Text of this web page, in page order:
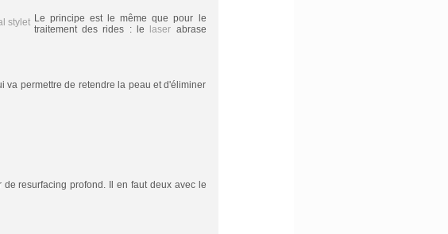
Le principe est le même que pour le
traitement des rides : le
laser abrase
va permettre de retendre la peau et d'éliminer
de resurfacing profond. Il en faut deux avec le